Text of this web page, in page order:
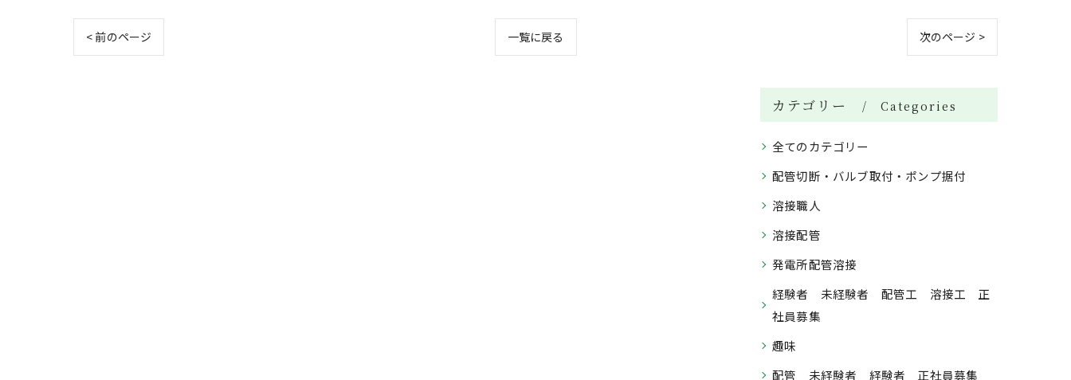
< 前のページ 一覧に戻る 次のページ >
カテゴリー Categories
全てのカテゴリー
配管切断・バルブ取付・ポンプ据付
溶接職人
溶接配管
発電所配管溶接
経験者 未経験者 配管工 溶接工 正
社員募集
趣味
配管 未経験者 経験者 正社員募集